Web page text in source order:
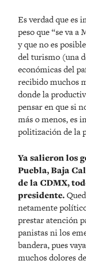
Es verdad que es
peso que “se va a
y que no es
del turismo (una
económicas del
recibido muchos
donde la
pensar en que si
más o menos, es
politización de la
Ya salieron los
Puebla, Baja
de la CDMX,
presidente.
netamente
prestar atención
panistas ni los
bandera, pues
muchos dolores